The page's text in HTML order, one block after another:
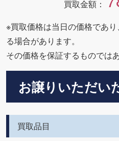
買取金額：
※買取価格は当日の価格であ
る場合があります。
その価格を保証するものでは
お譲りいただい
買取品目